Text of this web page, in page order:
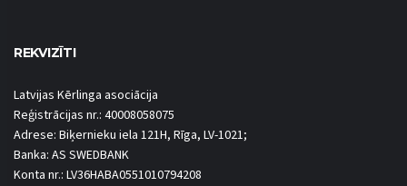
REKVIZĪTI
Latvijas Kērlinga asociācija
Reģistrācijas nr.: 40008058075
Adrese: Biķernieku iela 121H, Rīga, LV-1021;
Banka: AS SWEDBANK
Konta nr.: LV36HABA0551010794208